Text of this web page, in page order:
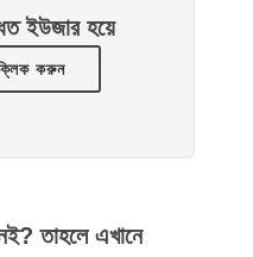
ইউজার হয়ে
করুন
তাহলে এখানে